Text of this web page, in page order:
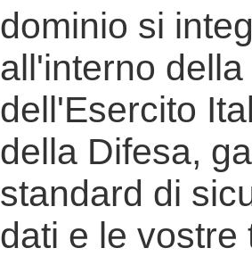
dominio si
all'interno
dell'Esercito
della Difesa,
standard di
dati e le vostre